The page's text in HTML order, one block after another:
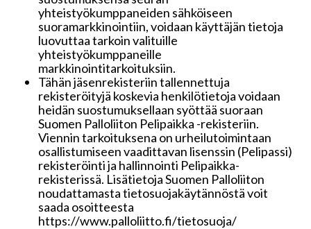
yhteistyökumppaneiden sähköiseen
suoramarkkinointiin, voidaan käyttäjän tietoja
luovuttaa tarkoin valituille
yhteistyökumppaneille
markkinointitarkoituksiin.
Tähän jäsenrekisteriin tallennettuja
rekisteröityjä koskevia henkilötietoja voidaan
heidän suostumuksellaan syöttää suoraan
Suomen Palloliiton Pelipaikka -rekisteriin.
Viennin tarkoituksena on urheilutoimintaan
osallistumiseen vaadittavan lisenssin (Pelipassi)
rekisteröinti ja hallinnointi Pelipaikka-
rekisterissä. Lisätietoja Suomen Palloliiton
noudattamasta tietosuojakäytännöstä voit
saada osoitteesta
https://www.palloliitto.fi/tietosuoja/